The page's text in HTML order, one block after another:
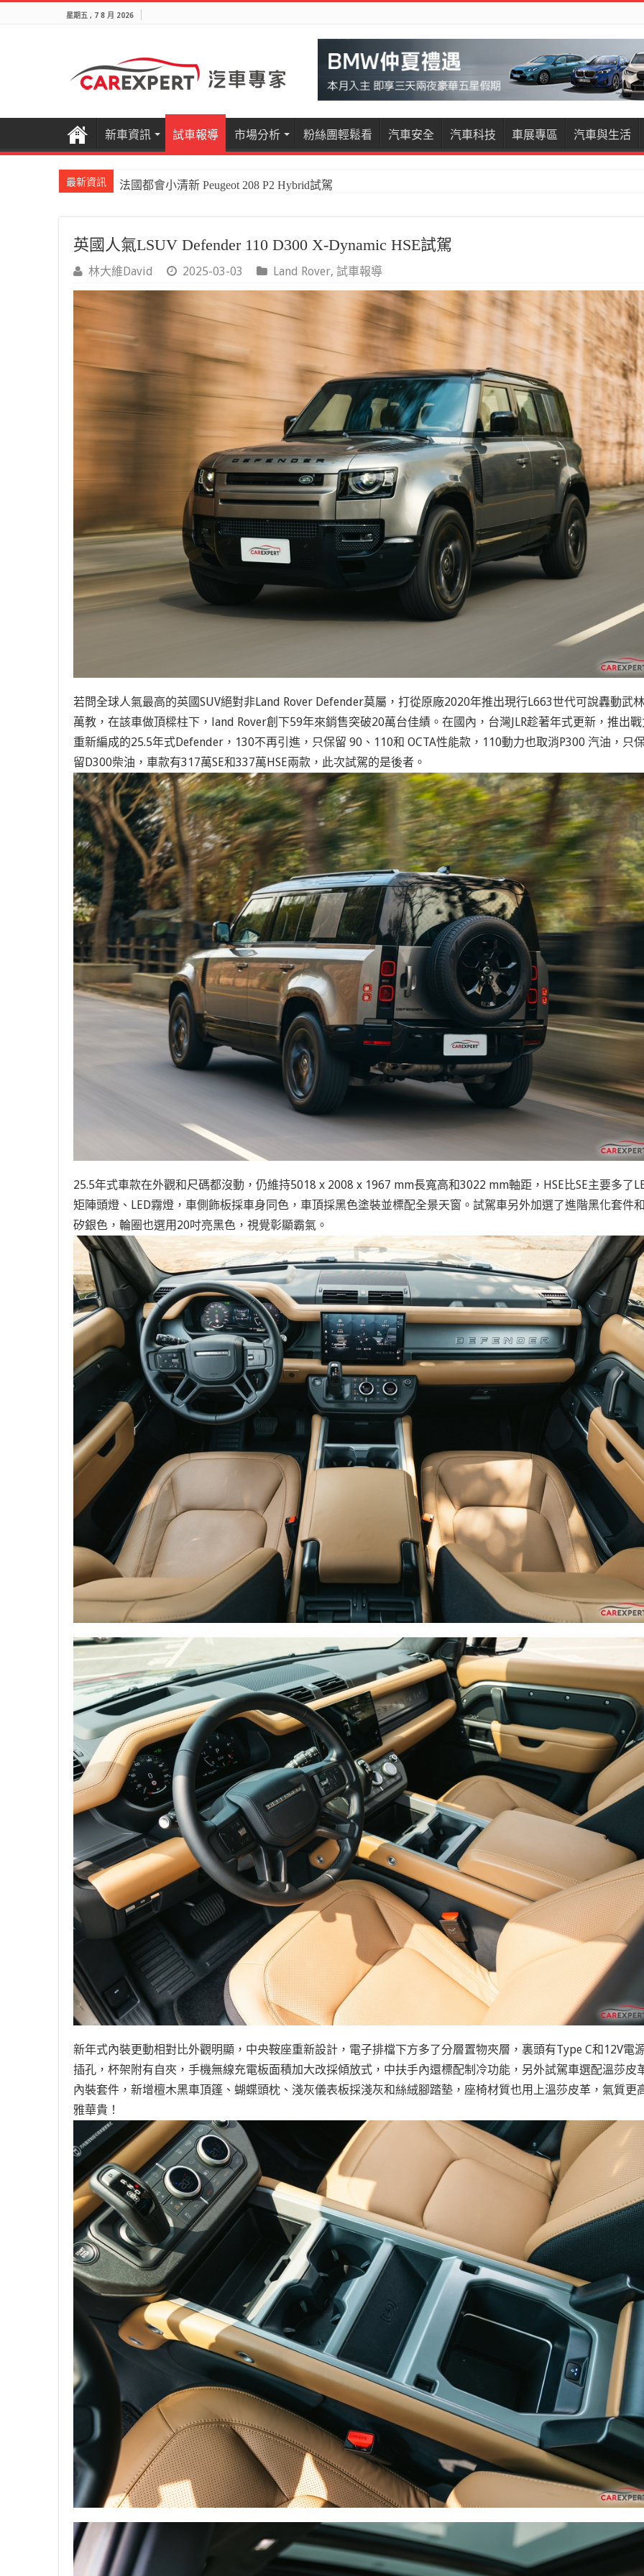
星期五 , 7 8 月 2026
新車資訊 試車報導 市場分析 粉絲團輕鬆看 汽車安全 汽車科技 車展專區 汽車與生活
最新資訊 國產電油休旅新王者Honda CR-V e:HEV Prestige試駕
英國人氣LSUV Defender 110 D300 X-Dynamic HSE試駕
林大維David 2025-03-03 Land Rover, 試車報導
若問全球人氣最高的英國SUV絕對非Land Rover Defender莫屬，打從原廠2020年推出現行L663世代可說轟動武林
萬教，在該車做頂樑柱下，land Rover創下59年來銷售突破20萬台佳績。在國內，台灣JLR趁著年式更新，推出
重新編成的25.5年式Defender，130不再引進，只保留 90、110和 OCTA性能款，110動力也取消P300 汽油，只
留D300柴油，車款有317萬SE和337萬HSE兩款，此次試駕的是後者。
25.5年式車款在外觀和尺碼都沒動，仍維持5018 x 2008 x 1967 mm長寬高和3022 mm軸距，HSE比SE主要多了
矩陣頭燈、LED霧燈，車側飾板採車身同色，車頂採黑色塗裝並標配全景天窗。試駕車另外加選了進階黑化套件
矽銀色，輪圈也選用20吋亮黑色，視覺彰顯霸氣。
新年式內裝更動相對比外觀明顯，中央鞍座重新設計，電子排檔下方多了分層置物夾層，裏頭有Type C和12V電
插孔，杯架附有自夾，手機無線充電板面積加大改採傾放式，中扶手內還標配制冷功能，另外試駕車選配溫莎皮
內裝套件，新增檀木黑車頂篷、蝴蝶頭枕、淺灰儀表板採淺灰和絲絨腳踏墊，座椅材質也用上溫莎皮革，氣質更
雅華貴！